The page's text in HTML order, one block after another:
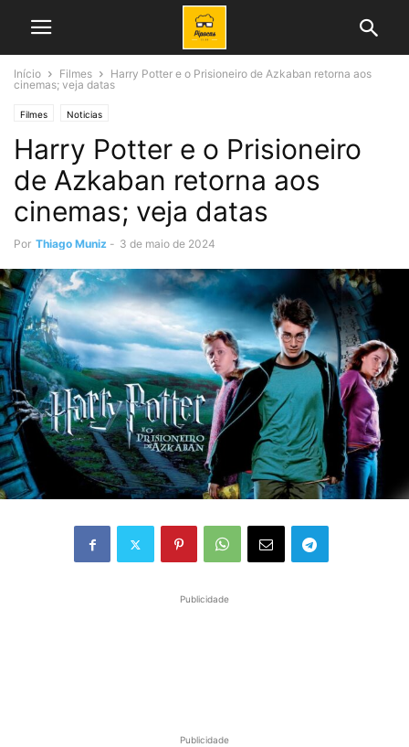
Início Filmes
Harry Potter e o Prisioneiro de Azkaban retorna aos
cinemas; veja datas
Filmes Noticias
Harry Potter e o Prisioneiro
de Azkaban retorna aos
cinemas; veja datas
Por Thiago Muniz - 3 de maio de 2024
Publicidade
Publicidade